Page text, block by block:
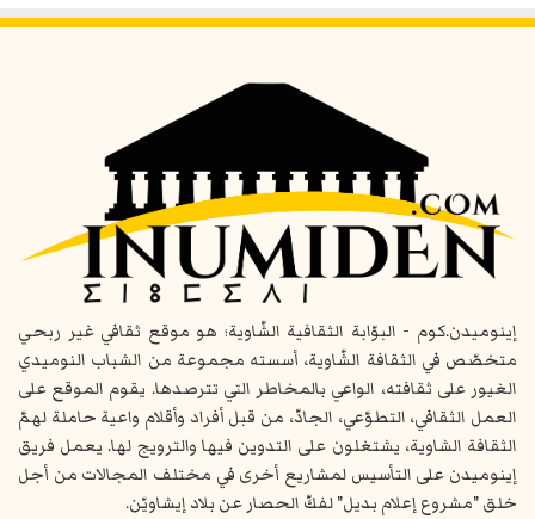
إينوميدن.كوم - البوّابة الثقافية الشّاوية؛ هو موقع ثقافي غير ربحي
متخصّص في الثقافة الشّاوية، أسسته مجموعة من الشباب النوميدي
الغيور على ثقافته، الواعي بالمخاطر التي تترصدها. يقوم الموقع على
العمل الثقافي، التطوّعي، الجادّ، من قبل أفراد وأقلام واعية حاملة لهمّ
الثقافة الشاوية، يشتغلون على التدوين فيها والترويج لها. يعمل فريق
إينوميدن على التأسيس لمشاريع أخرى في مختلف المجالات من أجل
خلق "مشروع إعلام بديل" لفكّ الحصار عن بلاد إيشاويّن.